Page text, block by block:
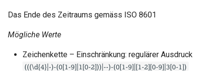
Das Ende des Zeitraums gemäss ISO 8601
Mögliche Werte
Zeichenkette – Einschränkung: regulärer Ausdruck
(((\d{4}|-)-(0[1-9]|1[0-2]))|--)-(0[1-9]|[1-2][0-9]|3[0-1])